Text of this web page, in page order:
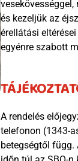
és kezeljük az
érellátási
egyénre szabott
A rendelés
telefonon (1343-
betegségtől függ.